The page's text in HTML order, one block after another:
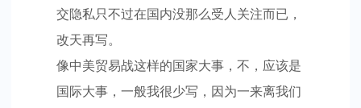
交隐私只不过在国内没那么受人关注而已，
改天再写。
像中美贸易战这样的国家大事，不，应该是
国际大事，一般我很少写，因为一来离我们